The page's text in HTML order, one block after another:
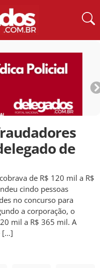
de
de R$ 120 mil a R$
cindo pessoas
no concurso para
a corporação, o
mil a R$ 365 mil. A
[…]